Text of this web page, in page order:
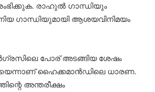
രാഹുല്‍ ഗാന്ധിയും
ഗാന്ധിയുമായി ആശയവിനിമയം
പോര് അടങ്ങിയ ശേഷം
ഹൈക്കമാന്‍ഡിലെ ധാരണ.
അന്തരീക്ഷം